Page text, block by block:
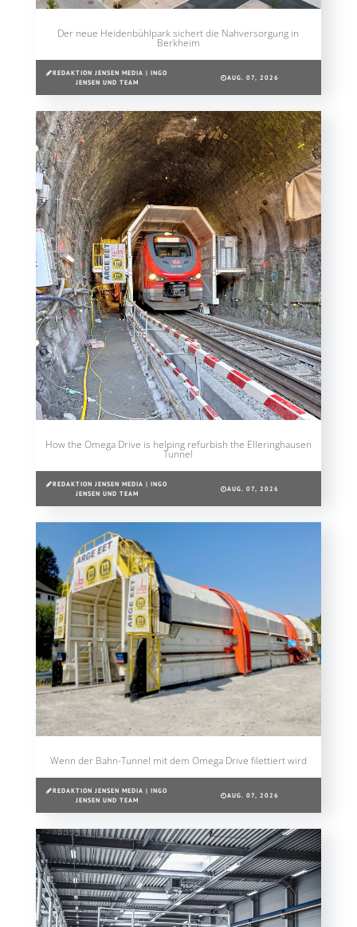
Der neue Heidenbühlpark sichert die Nahversorgung in
Berkheim
REDAKTION JENSEN MEDIA | INGO
JENSEN UND TEAM
AUG. 07, 2026
How the Omega Drive is helping refurbish the Elleringhausen
Tunnel
REDAKTION JENSEN MEDIA | INGO
JENSEN UND TEAM
AUG. 07, 2026
Wenn der Bahn-Tunnel mit dem Omega Drive filettiert wird
REDAKTION JENSEN MEDIA | INGO
JENSEN UND TEAM
AUG. 07, 2026